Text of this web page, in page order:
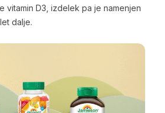
vitamin D3, izdelek pa je namenjen
dalje.